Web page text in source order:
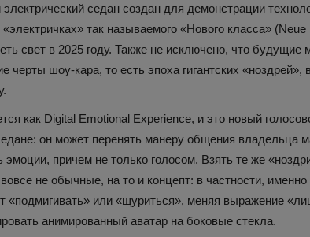
седан создан для демонстрации
так называемого «Нового класса»
свет в 2025 году. Также не исключено, что
черты шоу-кара, то есть эпоха гигантских «ноздрей»,
как Digital Emotional Experience, и это новый
он может перенять манеру общения владельца
причем не только голосом. Взять те же
не обычные, на то и концепт: в частности, именно
«подмигивать» или «щуриться», меняя выражение
анимированный аватар на боковые стекла.
происхождение
Автоновости
В Мексике